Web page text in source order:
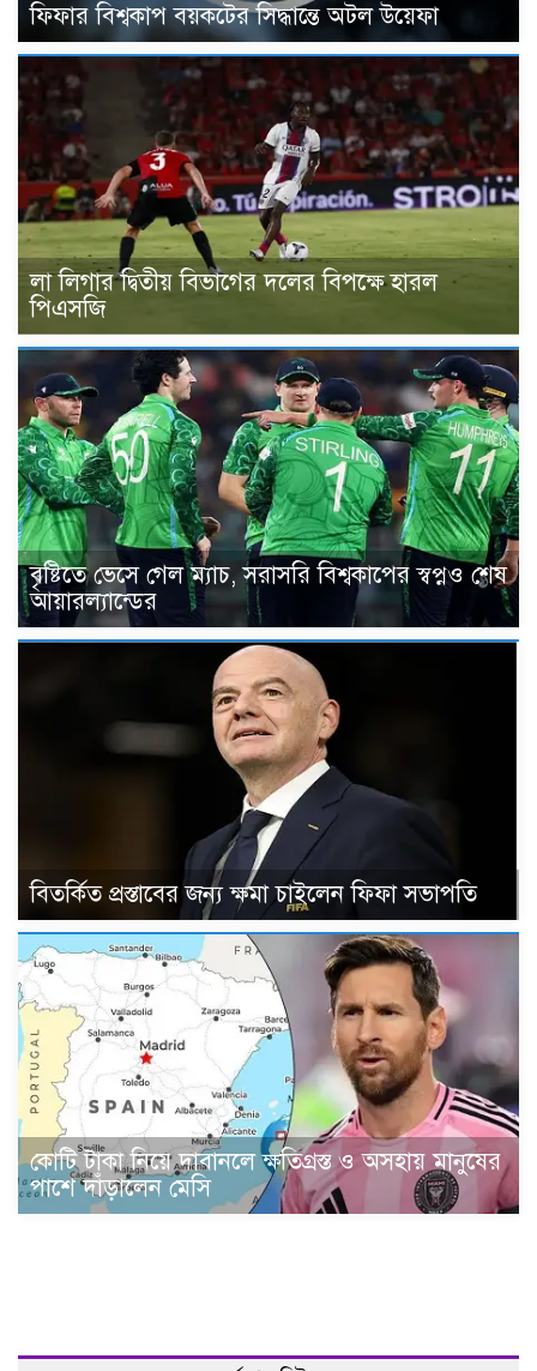
ফিফার বিশ্বকাপ বয়কটের সিদ্ধান্তে অটল উয়েফা
লা লিগার দ্বিতীয় বিভাগের দলের বিপক্ষে হারল
পিএসজি
বৃষ্টিতে ভেসে গেল ম্যাচ, সরাসরি বিশ্বকাপের স্বপ্নও শেষ
আয়ারল্যান্ডের
বিতর্কিত প্রস্তাবের জন্য ক্ষমা চাইলেন ফিফা সভাপতি
কোটি টাকা নিয়ে দাবানলে ক্ষতিগ্রস্ত ও অসহায় মানুষের
পাশে দাঁড়ালেন মেসি